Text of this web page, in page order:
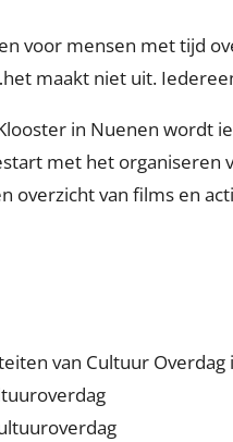
voor mensen met tijd
maakt niet uit.
in Nuenen wordt
met het
overzicht van films en
van Cultuur Overdag